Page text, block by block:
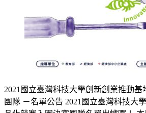
2021國立臺灣科技大學創新創業推動
團隊 －名單公告 2021國立臺灣科技大